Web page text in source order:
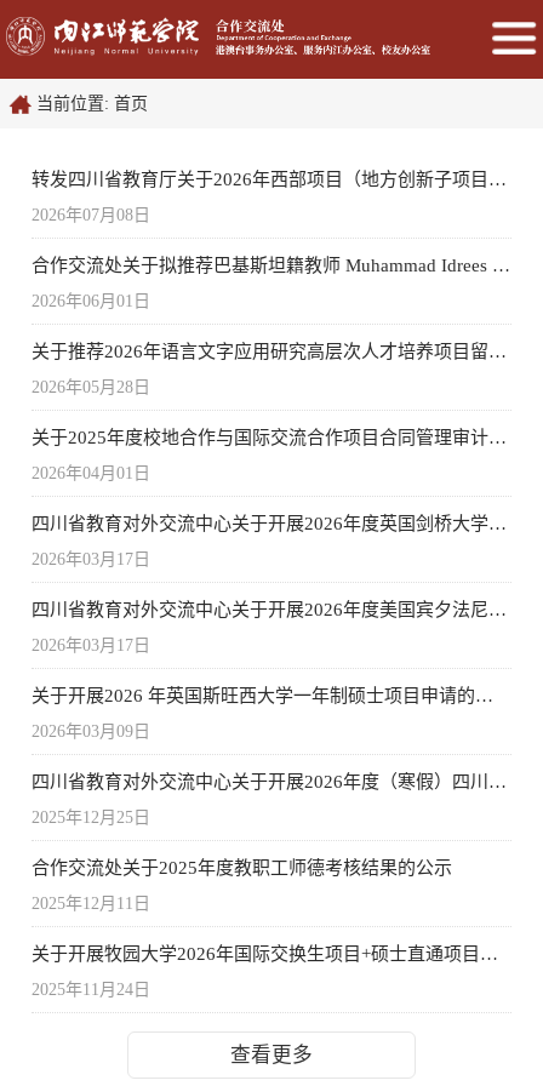
当前位置: 首页
转发四川省教育厅关于2026年西部项目（地方创新子项目）推荐人选公示
2026年07月08日
合作交流处关于拟推荐巴基斯坦籍教师 Muhammad Idrees (石宇)为内江师范学院2025-2026学年优秀教师的公示
2026年06月01日
关于推荐2026年语言文字应用研究高层次人才培养项目留学人员的通知
2026年05月28日
关于2025年度校地合作与国际交流合作项目合同管理审计问题的整改报告
2026年04月01日
四川省教育对外交流中心关于开展2026年度英国剑桥大学暑期研学的通知
2026年03月17日
四川省教育对外交流中心关于开展2026年度美国宾夕法尼亚大学暑期研学的通知
2026年03月17日
关于开展2026 年英国斯旺西大学一年制硕士项目申请的通知
2026年03月09日
四川省教育对外交流中心关于开展2026年度（寒假）四川高校优秀大学生海外研学项目的通知
2025年12月25日
合作交流处关于2025年度教职工师德考核结果的公示
2025年12月11日
关于开展牧园大学2026年国际交换生项目+硕士直通项目申请的通知
2025年11月24日
查看更多